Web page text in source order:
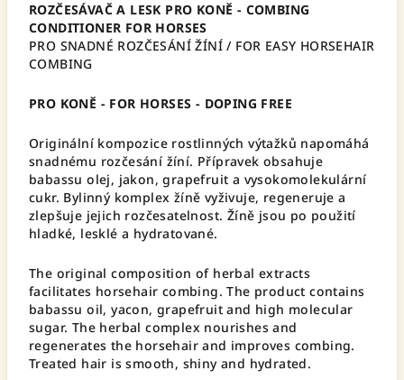
ROZČESÁVAČ A LESK PRO KONĚ - COMBING
CONDITIONER FOR HORSES
PRO SNADNÉ ROZČESÁNÍ ŽÍNÍ / FOR EASY HORSEHAIR
COMBING
PRO KONĚ - FOR HORSES - DOPING FREE
Originální kompozice rostlinných výtažků napomáhá
snadnému rozčesání žíní. Přípravek obsahuje
babassu olej, jakon, grapefruit a vysokomolekulární
cukr. Bylinný komplex žíně vyživuje, regeneruje a
zlepšuje jejich rozčesatelnost. Žíně jsou po použití
hladké, lesklé a hydratované.
The original composition of herbal extracts
facilitates horsehair combing. The product contains
babassu oil, yacon, grapefruit and high molecular
sugar. The herbal complex nourishes and
regenerates the horsehair and improves combing.
Treated hair is smooth, shiny and hydrated.